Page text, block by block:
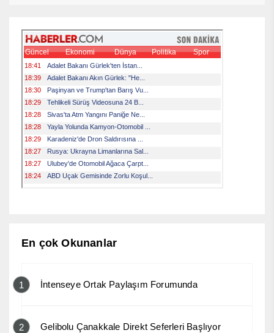
En çok Okunanlar
1 İntenseye Ortak Paylaşım Forumunda
2 Gelibolu Çanakkale Direkt Seferleri Başlıyor